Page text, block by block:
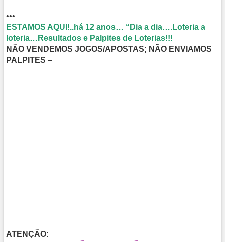
•••
ESTAMOS AQUI!..há 12 anos… “Dia a dia….Loteria a
loteria…Resultados e Palpites de Loterias!!!
NÃO VENDEMOS JOGOS/APOSTAS; NÃO ENVIAMOS
PALPITES –
ATENÇÃO: